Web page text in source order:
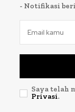
- Notifikasi
Saya telah
Privasi.